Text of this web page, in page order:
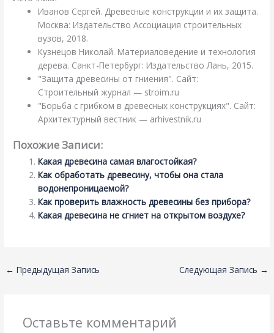
Иванов Сергей. Древесные конструкции и их защита.
Москва: Издательство Ассоциация строительных
вузов, 2018.
Кузнецов Николай. Материаловедение и технология
дерева. Санкт-Петербург: Издательство Лань, 2015.
"Защита древесины от гниения". Сайт:
Строительный журнал — stroim.ru
"Борьба с грибком в древесных конструкциях". Сайт:
Архитектурный вестник — arhivestnik.ru
Похожие Записи:
Какая древесина самая влагостойкая?
Как обработать древесину, чтобы она стала
водонепроницаемой?
Как проверить влажность древесины без прибора?
Какая древесина не сгниет на открытом воздухе?
← Предыдущая Запись Следующая Запись →
Оставьте комментарий